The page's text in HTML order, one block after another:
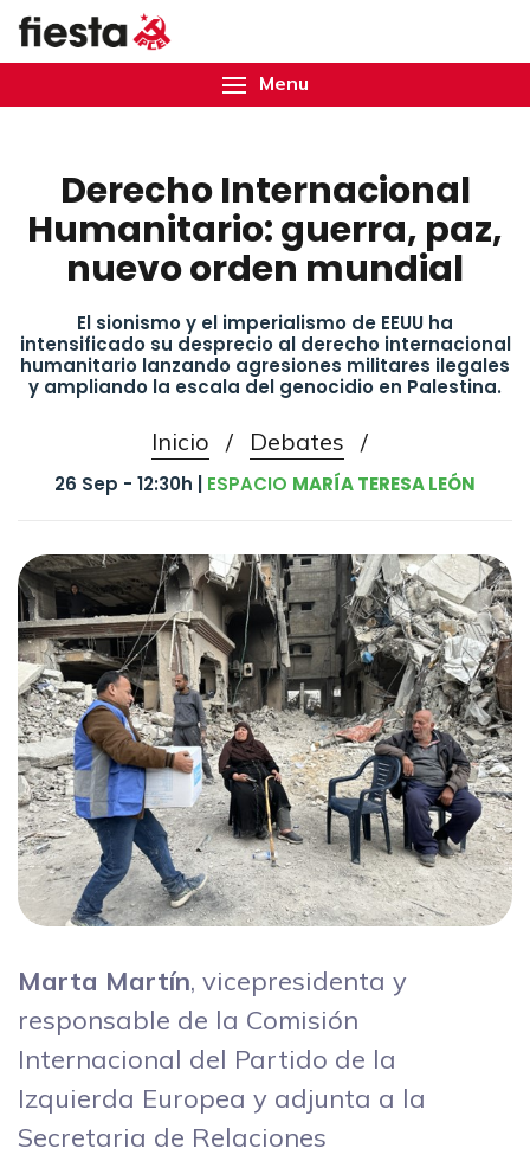
Menu
Derecho Internacional
Humanitario: guerra, paz,
nuevo orden mundial
El sionismo y el imperialismo de EEUU ha
intensificado su desprecio al derecho internacional
humanitario lanzando agresiones militares ilegales
y ampliando la escala del genocidio en Palestina.
Inicio / Debates /
26 Sep - 12:30h | ESPACIO MARÍA TERESA LEÓN
Marta Martín, vicepresidenta y
responsable de la Comisión
Internacional del Partido de la
Izquierda Europea y adjunta a la
Secretaria de Relaciones